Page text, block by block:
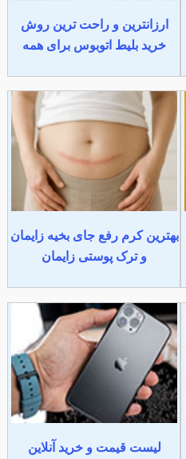
ارزانترین و راحت ترین روش
خرید بلیط اتوبوس برای همه
بهترین کرم رفع جای بخیه زایمان
و ترک پوستی زایمان
لیست قیمت و خرید آنلاین